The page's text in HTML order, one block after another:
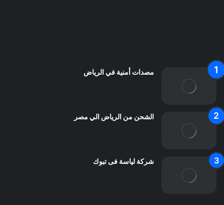
مصدات أمنية في الرياض
الشحن من الرياض الي مصر
شركة لياسة فى تبوك